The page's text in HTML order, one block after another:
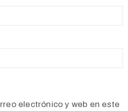
electrónico y web en este